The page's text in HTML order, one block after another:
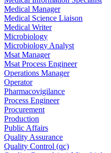
Medical Manager
Medical Science Liaison
Medical Writer
Microbiology
Microbiology Analyst
Msat Manager
Msat Process Engineer
Operations Manager
Operator
Pharmacovigilance
Process Engineer
Procurement
Production
Public Affairs
Quality Assurance
Quality Control (qc)